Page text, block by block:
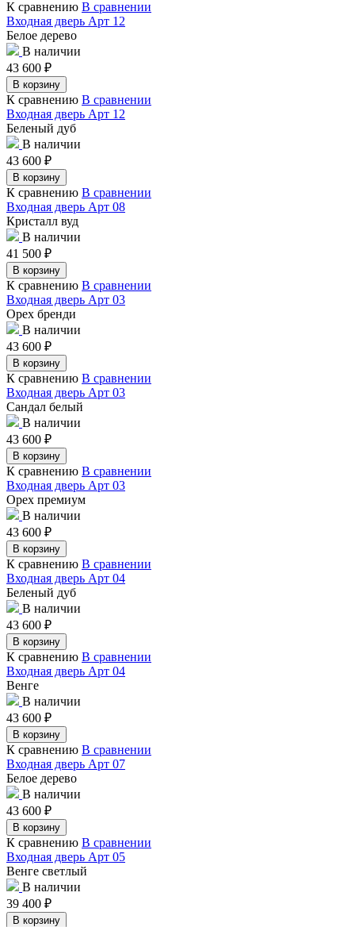
К сравнению В сравнении
Входная дверь Арт 12
Белое дерево
В наличии
43 600 ₽
В корзину
К сравнению В сравнении
Входная дверь Арт 12
Беленый дуб
В наличии
43 600 ₽
В корзину
К сравнению В сравнении
Входная дверь Арт 08
Кристалл вуд
В наличии
41 500 ₽
В корзину
К сравнению В сравнении
Входная дверь Арт 03
Орех бренди
В наличии
43 600 ₽
В корзину
К сравнению В сравнении
Входная дверь Арт 03
Сандал белый
В наличии
43 600 ₽
В корзину
К сравнению В сравнении
Входная дверь Арт 03
Орех премиум
В наличии
43 600 ₽
В корзину
К сравнению В сравнении
Входная дверь Арт 04
Беленый дуб
В наличии
43 600 ₽
В корзину
К сравнению В сравнении
Входная дверь Арт 04
Венге
В наличии
43 600 ₽
В корзину
К сравнению В сравнении
Входная дверь Арт 07
Белое дерево
В наличии
43 600 ₽
В корзину
К сравнению В сравнении
Входная дверь Арт 05
Венге светлый
В наличии
39 400 ₽
В корзину